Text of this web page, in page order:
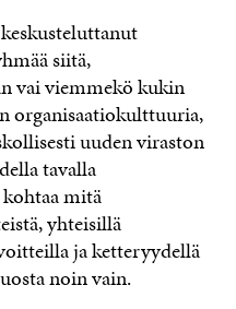
siitä,
vai viemmekö kukin
organisaatiokulttuuria,
uuden viraston
tavalla
mitä
yhteisillä
ja ketteryydellä
noin vain.